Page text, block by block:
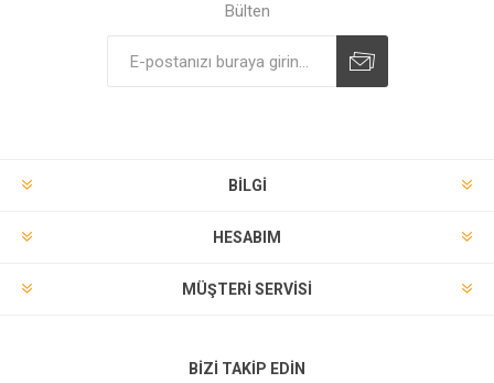
Bülten
BILGI
HESABIM
MÜŞTERI SERVISI
BIZI TAKIP EDIN